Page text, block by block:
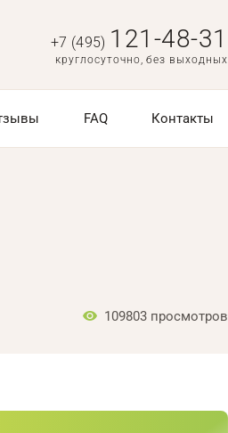
+7 (495) 121-48-31
круглосуточно, без выходных
FAQ Контакты
109803 просмотров